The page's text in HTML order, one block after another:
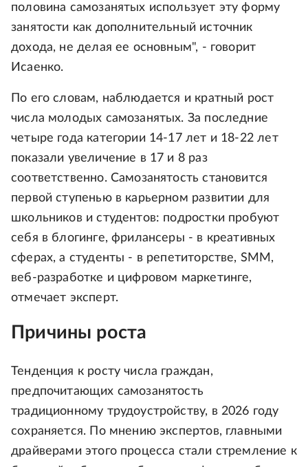
половина самозанятых использует эту форму
занятости как дополнительный источник
дохода, не делая ее основным", - говорит
Исаенко.
По его словам, наблюдается и кратный рост
числа молодых самозанятых. За последние
четыре года категории 14-17 лет и 18-22 лет
показали увеличение в 17 и 8 раз
соответственно. Самозанятость становится
первой ступенью в карьерном развитии для
школьников и студентов: подростки пробуют
себя в блогинге, фрилансеры - в креативных
сферах, а студенты - в репетиторстве, SMM,
веб-разработке и цифровом маркетинге,
отмечает эксперт.
Причины роста
Тенденция к росту числа граждан,
предпочитающих самозанятость
традиционному трудоустройству, в 2026 году
сохраняется. По мнению экспертов, главными
драйверами этого процесса стали стремление к